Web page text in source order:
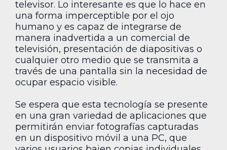
televisor. Lo interesante es que lo hace en
una forma imperceptible por el ojo
humano y es capaz de integrarse de
manera inadvertida a un comercial de
televisión, presentación de diapositivas o
cualquier otro medio que se transmita a
través de una pantalla sin la necesidad de
ocupar espacio visible.
Se espera que esta tecnología se presente
en una gran variedad de aplicaciones que
permitirán enviar fotografías capturadas
en un dispositivo móvil a una PC, que